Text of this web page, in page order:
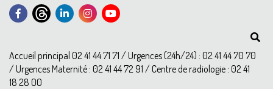
Accueil principal 02 41 44 71 71 / Urgences (24h/24) : 02 41 44 70 70
/ Urgences Maternité : 02 41 44 72 91 / Centre de radiologie : 02 41
18 28 00